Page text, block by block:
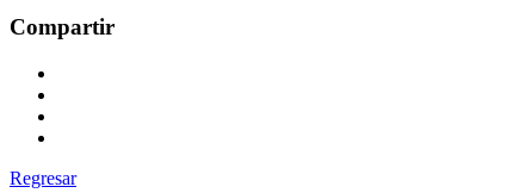
Compartir
Regresar